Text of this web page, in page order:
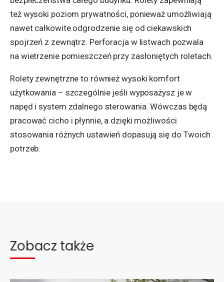
też wysoki poziom prywatności, ponieważ umożliwiają
nawet całkowite odgrodzenie się od ciekawskich
spojrzeń z zewnątrz. Perforacja w listwach pozwala
na wietrzenie pomieszczeń przy zasłoniętych roletach.
Rolety zewnętrzne to również wysoki komfort
użytkowania – szczególnie jeśli wyposażysz je w
napęd i system zdalnego sterowania. Wówczas będą
pracować cicho i płynnie, a dzięki możliwości
stosowania różnych ustawień dopasują się do Twoich
potrzeb.
Zobacz także